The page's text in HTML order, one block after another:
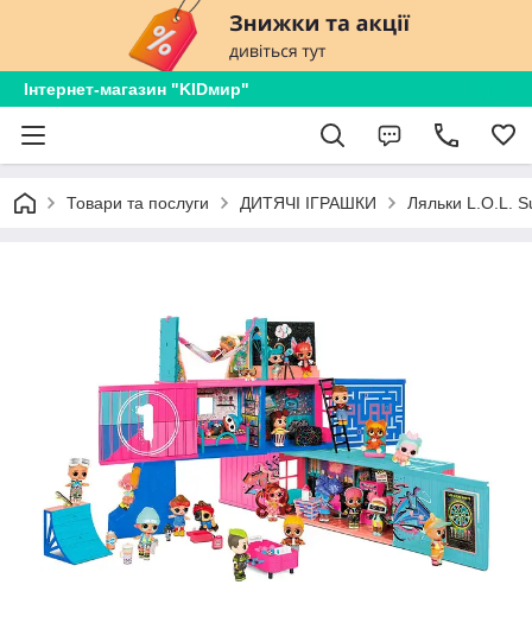
Інтернет-магазин "KIDмир"
Товари та послуги ДИТЯЧІ ІГРАШКИ Ляльки L.O.L.